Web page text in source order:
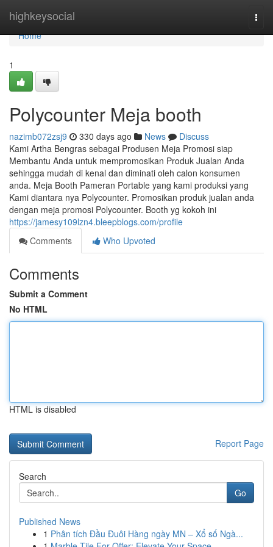
highkeysocial
Home
Home
1
Polycounter Meja booth
nazimb072zsj9 330 days ago News
Discuss
Kami Artha Bengras sebagai Produsen Meja Promosi siap
Membantu Anda untuk mempromosikan Produk Jualan Anda
sehingga mudah di kenal dan diminati oleh calon konsumen
anda. Meja Booth Pameran Portable yang kami produksi yang
Kami diantara nya Polycounter. Promosikan produk jualan anda
dengan meja promosi Polycounter. Booth yg kokoh ini
https://jamesy109lzn4.bleepblogs.com/profile
Comments
Who Upvoted
Comments
Submit a Comment
No HTML
HTML is disabled
Report Page
Search
Go
Published News
1 Phân tích Đầu Đuôi Hàng ngày MN – Xổ số Ngà...